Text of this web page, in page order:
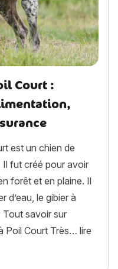
Court :
est un chien de
Il fut créé pour avoir
forêt et en plaine. Il
d’eau, le gibier à
Tout savoir sur
Poil Court Très… lire